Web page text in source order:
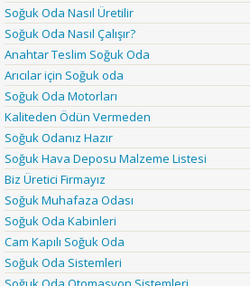
Soğuk Oda Nasıl Üretilir
Soğuk Oda Nasıl Çalışır?
Anahtar Teslim Soğuk Oda
Arıcılar için Soğuk oda
Soğuk Oda Motorları
Kaliteden Ödün Vermeden
Soğuk Odanız Hazır
Soğuk Hava Deposu Malzeme Listesi
Biz Üretici Firmayız
Soğuk Muhafaza Odası
Soğuk Oda Kabinleri
Cam Kapılı Soğuk Oda
Soğuk Oda Sistemleri